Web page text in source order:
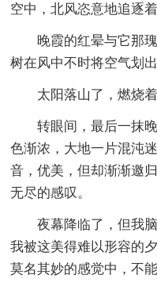
空中，北风恣意地追逐
晚霞的红晕与它那
树在风中不时将空气划
太阳落山了，燃烧
转眼间，最后一抹
色渐浓，大地一片混沌
音，优美，但却渐渐邀
无尽的感叹。
夜幕降临了，但我
我被这美得难以形容的
莫名其妙的感觉中，不